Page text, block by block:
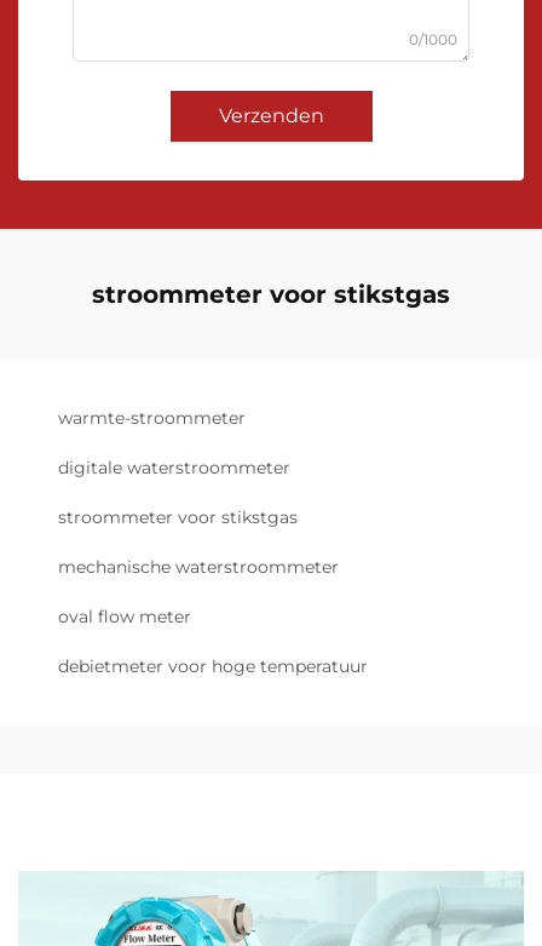
0/1000
Verzenden
stroommeter voor stikstgas
warmte-stroommeter
digitale waterstroommeter
stroommeter voor stikstgas
mechanische waterstroommeter
oval flow meter
debietmeter voor hoge temperatuur